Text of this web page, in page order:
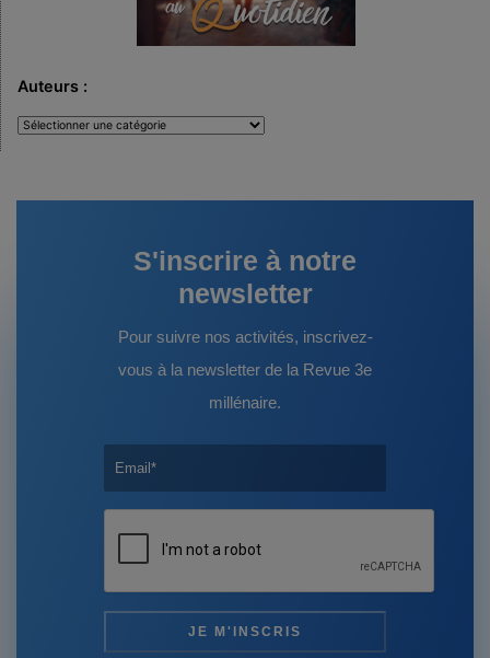
Auteurs :
Auteurs
:
S'inscrire à notre
newsletter
Pour suivre nos activités, inscrivez-
vous à la newsletter de la Revue 3e
millénaire.